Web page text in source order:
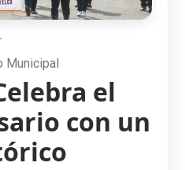
Municipal
el
con un